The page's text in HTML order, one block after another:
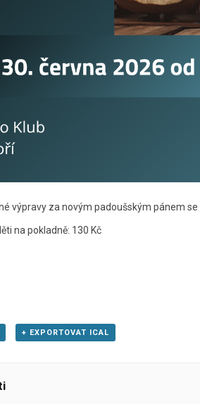
výpravy za novým padoušským pánem
na pokladně: 130 Kč
+ EXPORTOVAT ICAL